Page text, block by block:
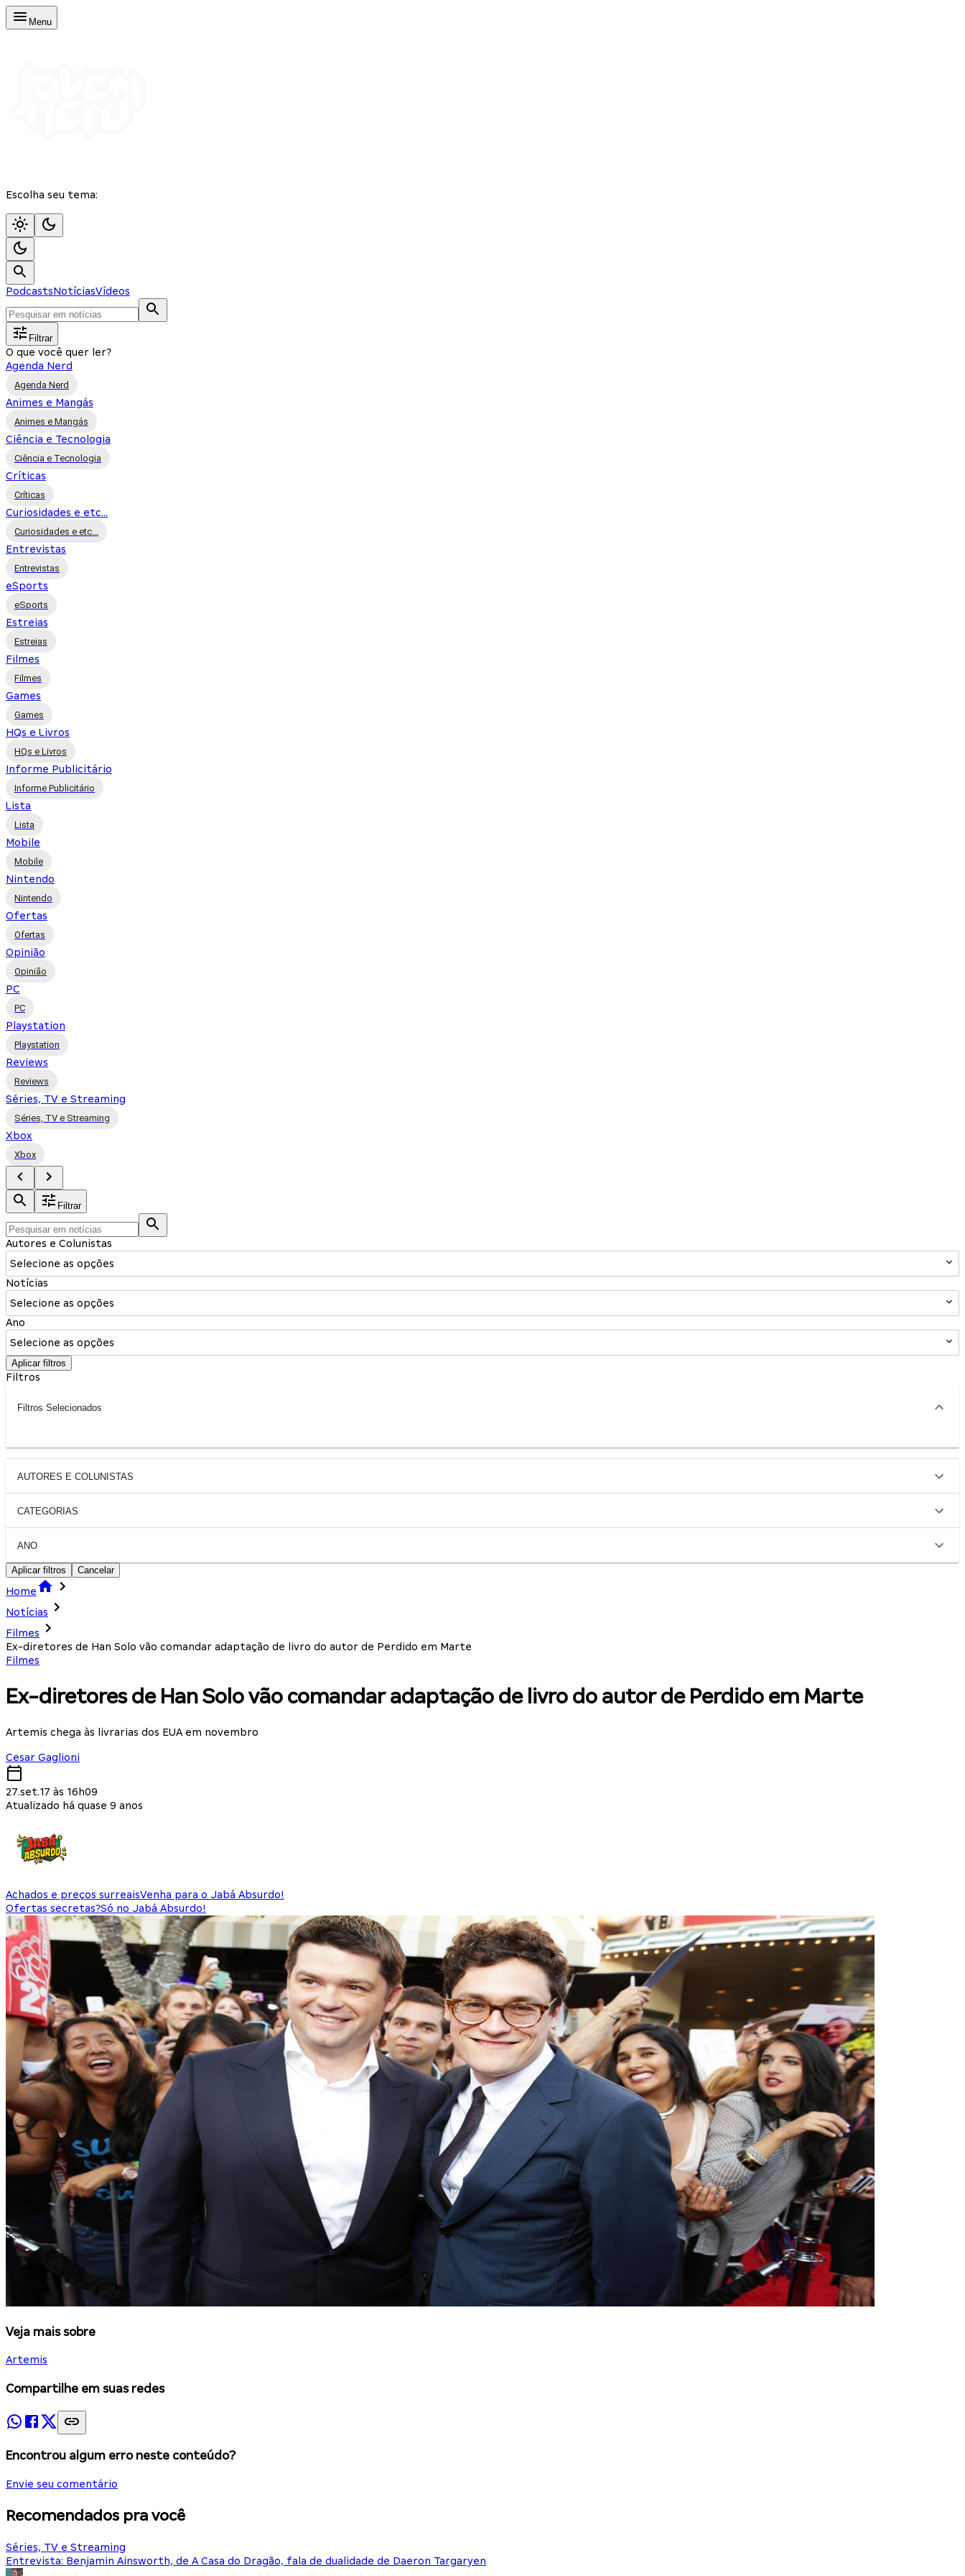
Menu
Escolha seu tema:
PodcastsNotíciasVídeos
Filtrar
O que você quer ler?
Agenda Nerd
Agenda Nerd
Animes e Mangás
Animes e Mangás
Ciência e Tecnologia
Ciência e Tecnologia
Críticas
Críticas
Curiosidades e etc...
Curiosidades e etc...
Entrevistas
Entrevistas
eSports
eSports
Estreias
Estreias
Filmes
Filmes
Games
Games
HQs e Livros
HQs e Livros
Informe Publicitário
Informe Publicitário
Lista
Lista
Mobile
Mobile
Nintendo
Nintendo
Ofertas
Ofertas
Opinião
Opinião
PC
PC
Playstation
Playstation
Reviews
Reviews
Séries, TV e Streaming
Séries, TV e Streaming
Xbox
Xbox
Filtrar
Autores e Colunistas
Selecione as opções
Notícias
Selecione as opções
Ano
Selecione as opções
Aplicar filtros
Filtros
Filtros Selecionados
AUTORES E COLUNISTAS
CATEGORIAS
ANO
Aplicar filtros Cancelar
Home
Notícias
Filmes
Ex-diretores de Han Solo vão comandar adaptação de livro do autor de Perdido em Marte
Filmes
Ex-diretores de Han Solo vão comandar adaptação de livro do autor de Perdido em Marte
Artemis chega às livrarias dos EUA em novembro
Cesar Gaglioni
27.set.17 às 16h09
Atualizado há quase 9 anos
Achados e preços surreaisVenha para o Jabá Absurdo!
Ofertas secretas?Só no Jabá Absurdo!
Veja mais sobre
Artemis
Compartilhe em suas redes
Encontrou algum erro neste conteúdo?
Envie seu comentário
Recomendados pra você
Séries, TV e Streaming
Entrevista: Benjamin Ainsworth, de A Casa do Dragão, fala de dualidade de Daeron Targaryen